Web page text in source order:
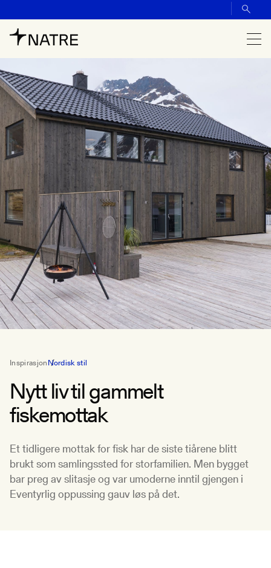
InspirasjonNordisk stil
Nytt liv til gammelt
fiskemottak
Et tidligere mottak for fisk har de siste tiårene blitt
brukt som samlingssted for storfamilien. Men bygget
bar preg av slitasje og var umoderne inntil gjengen i
Eventyrlig oppussing gauv løs på det.